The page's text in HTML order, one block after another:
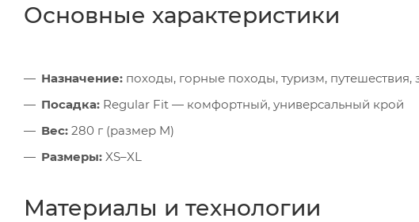
Основные характеристики
Назначение: походы, горные походы, туризм, путешествия,
Посадка: Regular Fit — комфортный, универсальный крой
Вес: 280 г (размер M)
Размеры: XS–XL
Материалы и технологии